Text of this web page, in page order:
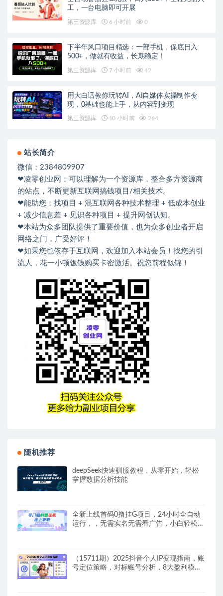
工，一台电脑即可开展
第三资源库 6 小时前 0
下半年风口项目精选：一部手机，保底日入
500+，做就有收益，长期稳定！
第三资源库 7 小时前 42
用大白话教你玩转AI，AI自媒体实操制作变
现，0基础也能上手，从内容到变现
第三资源库 10 小时前 264
站长简介
微信：2384809907
❤凌零创业网：可以理解为一个资源库，整合多方资源商
的站点，不断更新互联网搞钱项目/相关技术。
❤能助您：找项目 + 混互联网各种技术整理 + 低成本创业
+ 减少信息差 + 见识各种项目 + 提升网创认知。
❤本站为众多团队提供了重要价值，也为众多创业者开启
网络之门，广受好评！
❤如果您也依存于互联网，欢迎加入本站会员！找您的引
流人，花一小顿饭钱购买卡密激活。祝您前程似锦！
随机推荐
deepSeek快速驯服教程，从零开始，轻松
掌握数据分析技能
全新上线首码0撸挂G项目，24小时全自动
运行，，无需实名无需看广告，小白轻松日
（15711期）2025抖音个人IP变现指南，账
号定位策略，对标账号分析，8大盈利模式